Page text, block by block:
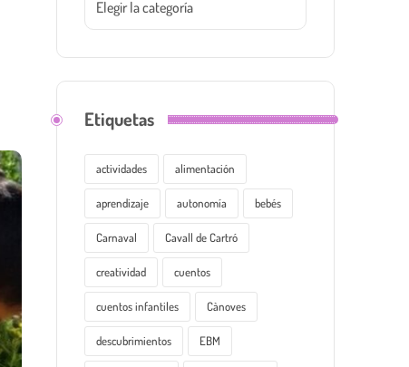
Etiquetas
actividades alimentación
aprendizaje autonomía bebés
Carnaval Cavall de Cartró
creatividad cuentos
cuentos infantiles Cànoves
descubrimientos EBM